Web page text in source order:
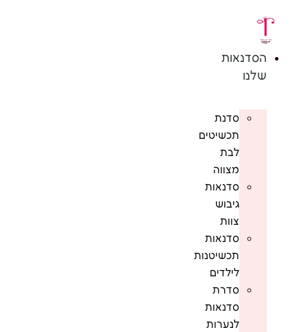
הסדנאות
שלנו
סדנת
תכשיטים
לבת
מצווה
סדנאות
גיבוש
צוות
סדנאות
תכשיטנות
לילדים
סדרת
סדנאות
לנערות